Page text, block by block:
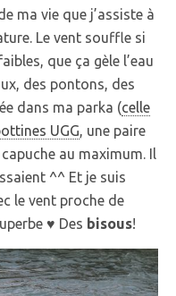
ma vie que j’assiste à
Le vent souffle si
que ça gèle l’eau
des pontons, des
dans ma parka (celle
UGG, une paire
au maximum. Il
^^ Et je suis
le vent proche de
♥ Des bisous!